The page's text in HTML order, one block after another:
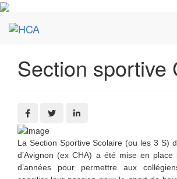
Section sportive
La Section Sportive Scolaire (ou les 3 S)
d’Avignon (ex CHA) a été mise en
d’années pour permettre aux